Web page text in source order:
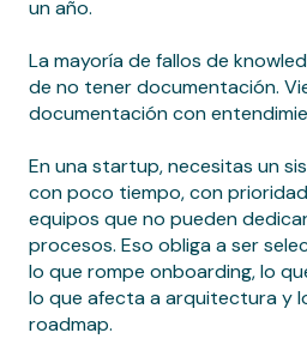
un año.
La mayoría de fallos de
de no tener documentación.
documentación con
En una startup, necesitas un
con poco tiempo, con
equipos que no pueden
procesos. Eso obliga a ser
lo que rompe onboarding, lo
lo que afecta a arquitectura y
roadmap.